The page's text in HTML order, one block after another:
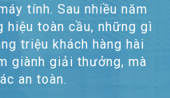
tính. Sau nhiều năm
toàn cầu, những gì
triệu khách hàng hài
giành giải thưởng, mà
an toàn.